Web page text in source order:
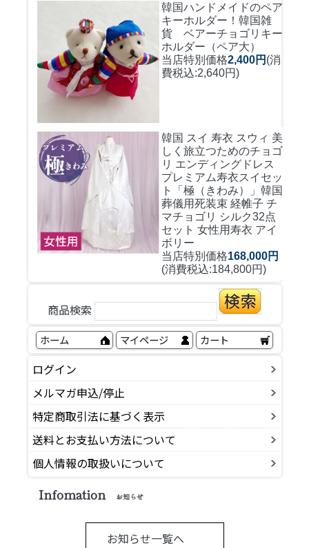
韓国ハンドメイドのペア
キーホルダー！ 韓国雑
貨 ベアーチョゴリキー
ホルダー（ペア大）
当店特別価格2,400円 (消
費税込:2,640円)
韓国 スイ 寿衣 スウィ 美
しく旅立つためのチョゴ
リ エンディングドレス
プレミアム寿衣スイセッ
ト「極（きわみ）」韓国
葬儀用死装束 経帷子 チ
マチョゴリ シルク32点
セット 女性用寿衣 アイ
ボリー
当店特別価格168,000円
(消費税込:184,800円)
商品検索
ホーム マイページ カート
ログイン
メルマガ申込/停止
特定商取引法に基づく表示
送料とお支払い方法について
個人情報の取扱いについて
Infomation お知らせ
お知らせ一覧へ